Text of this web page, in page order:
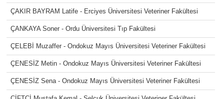
ÇAKIR BAYRAM Latife - Erciyes Üniversitesi Veteriner Fakültesi
ÇANKAYA Soner - Ordu Üniversitesi Tıp Fakültesi
ÇELEBİ Muzaffer - Ondokuz Mayıs Üniversitesi Veteriner Fakültesi
ÇENESİZ Metin - Ondokuz Mayıs Üniversitesi Veteriner Fakültesi
ÇENESİZ Sena - Ondokuz Mayıs Üniversitesi Veteriner Fakültesi